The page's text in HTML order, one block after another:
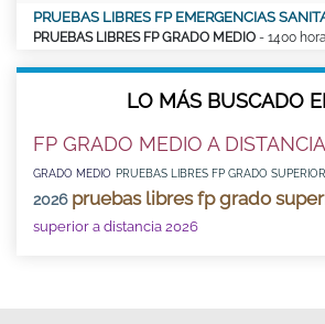
PRUEBAS LIBRES FP EMERGENCIAS
PRUEBAS LIBRES FP GRADO MEDIO - 1400
LO MÁS BUSCADO
FP GRADO MEDIO A DISTANCIA
GRADO MEDIO PRUEBAS LIBRES FP GRADO SUPERIOR
2026 pruebas libres fp grado
superior a distancia 2026